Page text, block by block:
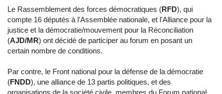
Le Rassemblement des forces démocratiques (RFD), qui
compte 16 députés à l'Assemblée nationale, et l'Alliance pour la
justice et la démocratie/mouvement pour la Réconciliation
(AJD/MR) ont décidé de participer au forum en posant un
certain nombre de conditions.
Par contre, le Front national pour la défense de la démocratie
(FNDD), une alliance de 13 partis politiques, et des
organisations de la société civile, membres du Forum national